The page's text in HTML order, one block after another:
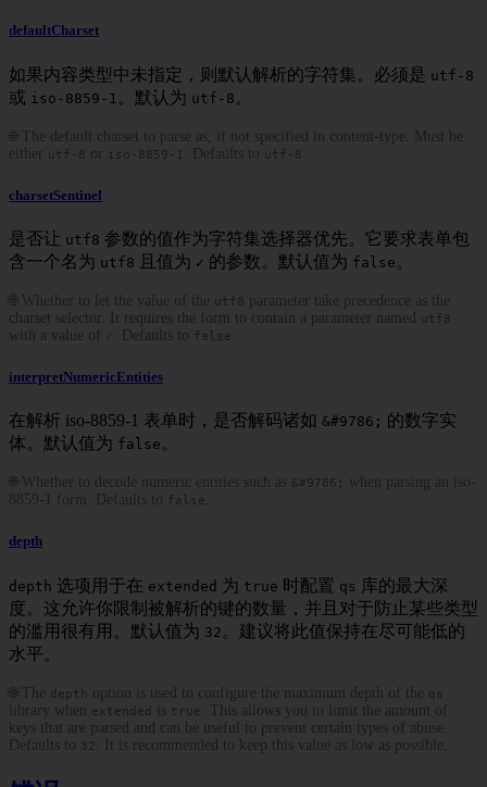
defaultCharset
如果内容类型中未指定，则默认解析的字符集。必须是 utf-8
或 iso-8859-1 。默认为 utf-8 。
🌐 The default charset to parse as, if not specified in content-type. Must be
either
utf-8 or iso-8859-1 . Defaults to utf-8
charsetSentinel
是否让 utf8 参数的值作为字符集选择器优先。它要求表单包
含一个名为 utf8 且值为 ✓ 的参数。默认值为 false 。
🌐 Whether to let the value of the utf8
parameter take precedence as the
charset selector. It requires the form to contain a parameter named
utf8
with a value of . Defaults to false
interpretNumericEntities
在解析 iso-8859-1 表单时，是否解码诸如 &#9786; 的数字实
体。默认值为 false 。
🌐 Whether to decode numeric entities such as &#9786;
when parsing an iso-
8859-1 form. Defaults to false
depth
depth 选项用于在 extended 为 true 时配置 qs
库的最大深
度。这允许你限制被解析的键的数量，并且对于防止某些类型
的滥用很有用。默认值为 32 。建议将此值保持在尽可能低的
水平。
🌐 The depth option is used to configure the maximum depth of the qs
library when extended is true
. This allows you to limit the amount of
keys that are parsed and can be useful to prevent certain types of abuse.
Defaults to
32 . It is recommended to keep this value as low as possible.